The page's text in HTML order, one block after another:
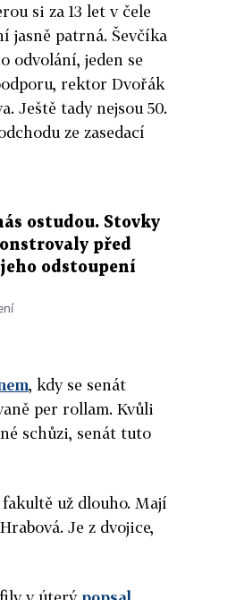
si za 13 let v čele
jasně patrná. Ševčíka
odvolání, jeden se
rektor Dvořák
Ještě tady nejsou 50.
ze zasedací
ostudou. Stovky
před
odstoupení
, kdy se senát
per rollam. Kvůli
schůzi, senát tuto
už dlouho. Mají
Je z dvojice,